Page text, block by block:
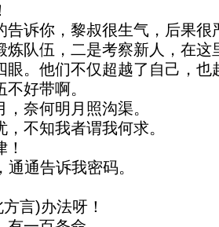
告诉你，黎叔很生气，后果很
炼队伍，二是考察新人，在这
眼。他们不仅超越了自己，也
好带啊。
奈何明月照沟渠。
不知我者谓我何求。
通告诉我密码。
言)办法呀！